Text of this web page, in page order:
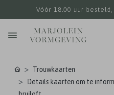
Vóór 18.00 uur
Trouwkaarten
Details kaarten om te